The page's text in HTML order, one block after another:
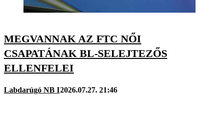
MEGVANNAK AZ FTC NŐI
CSAPATÁNAK BL-SELEJTEZŐS
ELLENFELEI
Labdarúgó NB I2026.07.27. 21:46